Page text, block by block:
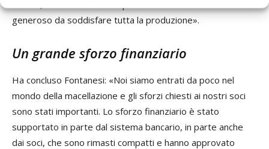
generoso da soddisfare tutta la produzione».
Un grande sforzo finanziario
Ha concluso Fontanesi: «Noi siamo entrati da poco nel
mondo della macellazione e gli sforzi chiesti ai nostri soci
sono stati importanti. Lo sforzo finanziario è stato
supportato in parte dal sistema bancario, in parte anche
dai soci, che sono rimasti compatti e hanno approvato